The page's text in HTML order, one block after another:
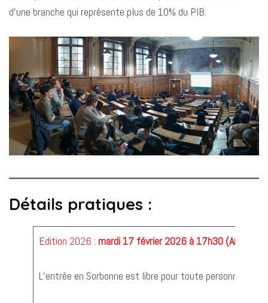
d’une branche qui représente plus de 10% du PIB.
Détails pratiques :
Edition 2026 : mardi 17 février 2026 à 17h30 (Amphi
L’entrée en Sorbonne est libre pour toute personne